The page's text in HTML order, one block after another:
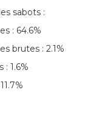
sabots :
: 64.6%
brutes : 2.1%
: 1.6%